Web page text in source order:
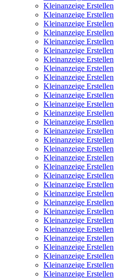
Kleinanzeige Erstellen
Kleinanzeige Erstellen
Kleinanzeige Erstellen
Kleinanzeige Erstellen
Kleinanzeige Erstellen
Kleinanzeige Erstellen
Kleinanzeige Erstellen
Kleinanzeige Erstellen
Kleinanzeige Erstellen
Kleinanzeige Erstellen
Kleinanzeige Erstellen
Kleinanzeige Erstellen
Kleinanzeige Erstellen
Kleinanzeige Erstellen
Kleinanzeige Erstellen
Kleinanzeige Erstellen
Kleinanzeige Erstellen
Kleinanzeige Erstellen
Kleinanzeige Erstellen
Kleinanzeige Erstellen
Kleinanzeige Erstellen
Kleinanzeige Erstellen
Kleinanzeige Erstellen
Kleinanzeige Erstellen
Kleinanzeige Erstellen
Kleinanzeige Erstellen
Kleinanzeige Erstellen
Kleinanzeige Erstellen
Kleinanzeige Erstellen
Kleinanzeige Erstellen
Kleinanzeige Erstellen